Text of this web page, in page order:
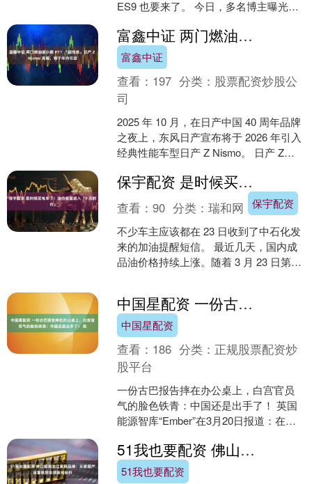
ES9 也要来了。 今日，多名博主曝光了
富鑫中证 两门燃油版小鹏 P7？「超性感」日产 Z Nismo 亮相，将于年内引进
富鑫中证
查看： 197 分类： 股票配资炒股公
司
2025 年 10 月，在日产中国 40 周年品牌
之夜上，东风日产宣布将于 2026 年引入
经典性能车型日产 Z Nismo。 日产 Z
保宇配资 是时候买电车了！油价全面进入「9 元时代」
保宇配资
查看：90 分类：瑞和网
不少车主应该都在 23 日收到了中石化发
来的加油提醒短信。 最近几天，国内成
品油价格持续上涨。随着 3 月 23 日第六
中国星配资 一份古巴报告摔在办公桌上，白宫官员气的脸色铁青：中国还是出手了！ 英
中国星配资
查看： 186 分类： 正规股票配资炒
股平台
一份古巴报告摔在办公桌上，白宫官员
气的脸色铁青：中国还是出手了！ 英国
能源智库“Ember”在3月20日报道：在美
时候，中....
51我也要配资 佛山顺德龙江家具品牌：从家居产业重镇到全球新地标杆
51我也要配资